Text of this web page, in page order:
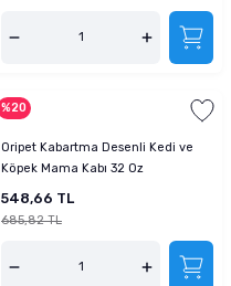
%20
Oripet Kabartma Desenli Kedi ve
Köpek Mama Kabı 32 Oz
548,66 TL
685,82 TL